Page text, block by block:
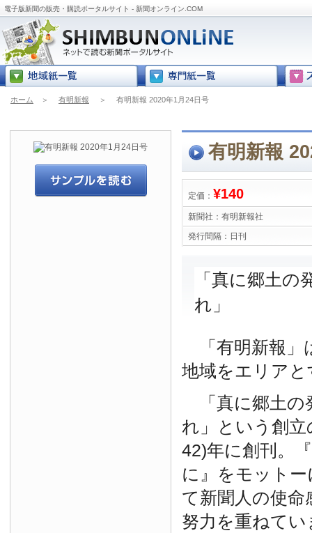
電子版新聞の販売・購読ポータルサイト - 新聞オンライン.COM
ホーム ＞ 有明新報 ＞ 有明新報 2020年1月24日号
有明新報
定価： ¥140
新聞社： 有明新報社
発行間隔： 日刊
「真に郷土の
れ」
「有明新報」
地域をエリア
「真に郷土の
れ」という創
42)年に創刊。
に』をモット
て新聞人の使命
努力を重ねてい